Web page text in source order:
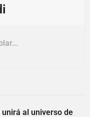
al universo de